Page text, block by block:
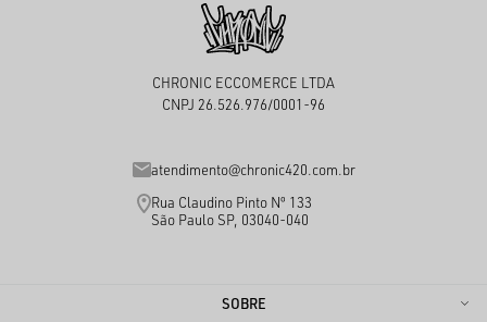
CHRONIC ECCOMERCE LTDA
CNPJ 26.526.976/0001-96
atendimento@chronic420.com.br
Rua Claudino Pinto Nº 133
São Paulo SP, 03040-040
SOBRE